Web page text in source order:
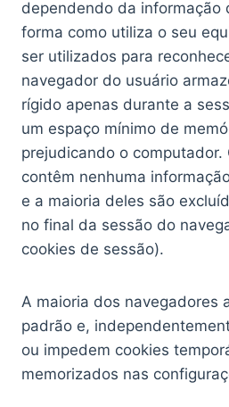
dependendo da informação
forma como utiliza o seu
ser utilizados para
navegador do usuário
rígido apenas durante a
um espaço mínimo de
prejudicando o computador.
contêm nenhuma
e a maioria deles são
no final da sessão do
cookies de sessão).
A maioria dos navegadores
padrão e,
ou impedem cookies
memorizados nas